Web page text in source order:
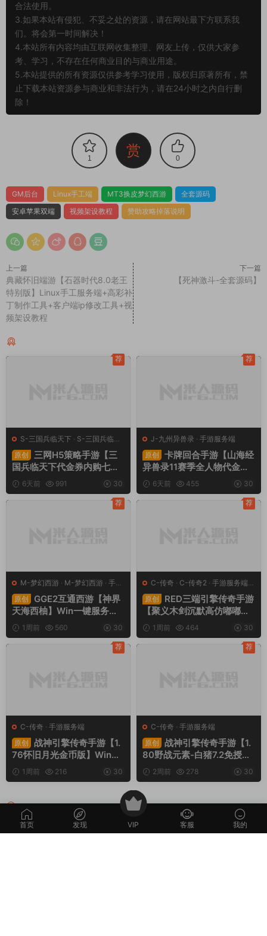
合法使用。
3.如果本站有侵犯、不妥之处的资源，请在网站最下方联系我
们。将会第一时间解决！
4.本站所有内容均由互联网收集整理、网友上传，仅供大家参
考、学习，不存在任何商业目的与商业用途。
5.本站提供的所有资源仅供参考学习使用，版权归原著所有，禁
止下载本站资源参与商业和非法行为，请在24小时之内自行删
除！
1 赏 0
GM后台 Linux手工端 MT3换皮梦幻西游
全套源码
安卓苹果双端
视频架设教程 赞助攻略掉落说明
上一篇
典藏怀旧端游【石器时代8.0老王
特别版】Linux手工服务端+高彩补
丁制作工具+客户端ip修改工具+视
频架设教程
下一篇
【死神激斗-全套源码】
S-三国兵临天下 · S-三国兵临天
下· 手游服务端·页游服务端
原创
三网H5策略手游【三
国兵临天下代金券内购七合
修复版】Linux手工服务端
+管理后台+GM授权后台
+简易安卓客户端+视频架设
6天前 991 30
荐
J-九州异兽录 · 手游服务端
原创
卡牌回合手游【山海经
异兽录11赛季全人物代金券
内购版】Win一键服务端+授
权GM后台+管理后台+热更
修改工具+安卓+视频架设教
6天前 455 30
荐
M-梦幻西游 · M-梦幻西游 · 手游
服务端 · 端游服务端
原创
GGE2互通西游【神界
天海西柚】Win一键服务端
+安卓苹果PC三端+内置GM
工具+全套源码+视频架设教
1周前 560 30
荐
C-传奇 · C-传奇2 · 手游服务端·
端游服务端
原创
RED三端引擎传奇手游
【聚义木剑沉默高仿嘟嘟沉
默】Win一键服务端+安卓苹
果PC三端+视频架设教程
1周前 464 30
荐
C-传奇 · 手游服务端
原创
战神引擎传奇手游【1.
76怀旧月光金币版】Win一
键服务端+安卓苹果双端+G
M授权物品后台+视频架设教
1周前 216 30
荐
C-传奇 · 手游服务端
原创
战神引擎传奇手游【1.
80野战元素-白猪7.2免授
权】Win一键服务端+安卓+
GM授权物品后台+视频架设
教程
2周前 278 30
荐
评论
请先登录
首页 发现 VIP 客服 我的